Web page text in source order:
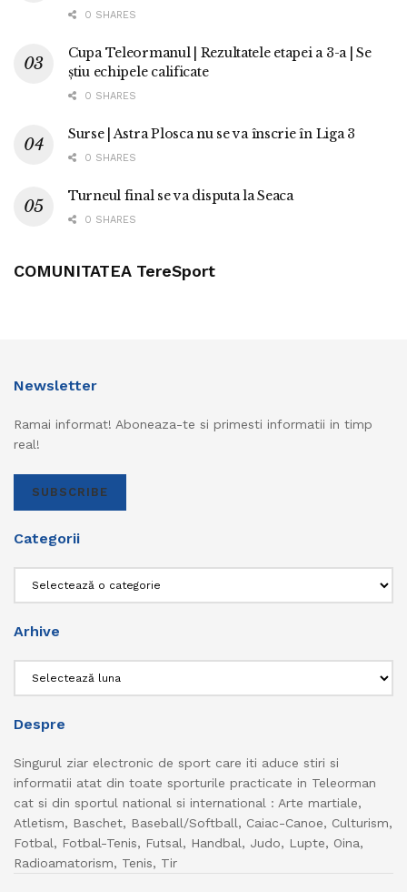
0 SHARES
Cupa Teleormanul | Rezultatele etapei a 3-a | Se
știu echipele calificate
0 SHARES
Surse | Astra Plosca nu se va înscrie în Liga 3
0 SHARES
Turneul final se va disputa la Seaca
0 SHARES
COMUNITATEA TereSport
Newsletter
Ramai informat! Aboneaza-te si primesti informatii in timp
real!
SUBSCRIBE
Categorii
Arhive
Despre
Singurul ziar electronic de sport care iti aduce stiri si
informatii atat din toate sporturile practicate in Teleorman
cat si din sportul national si international : Arte martiale,
Atletism, Baschet, Baseball/Softball, Caiac-Canoe, Culturism,
Fotbal, Fotbal-Tenis, Futsal, Handbal, Judo, Lupte, Oina,
Radioamatorism, Tenis, Tir